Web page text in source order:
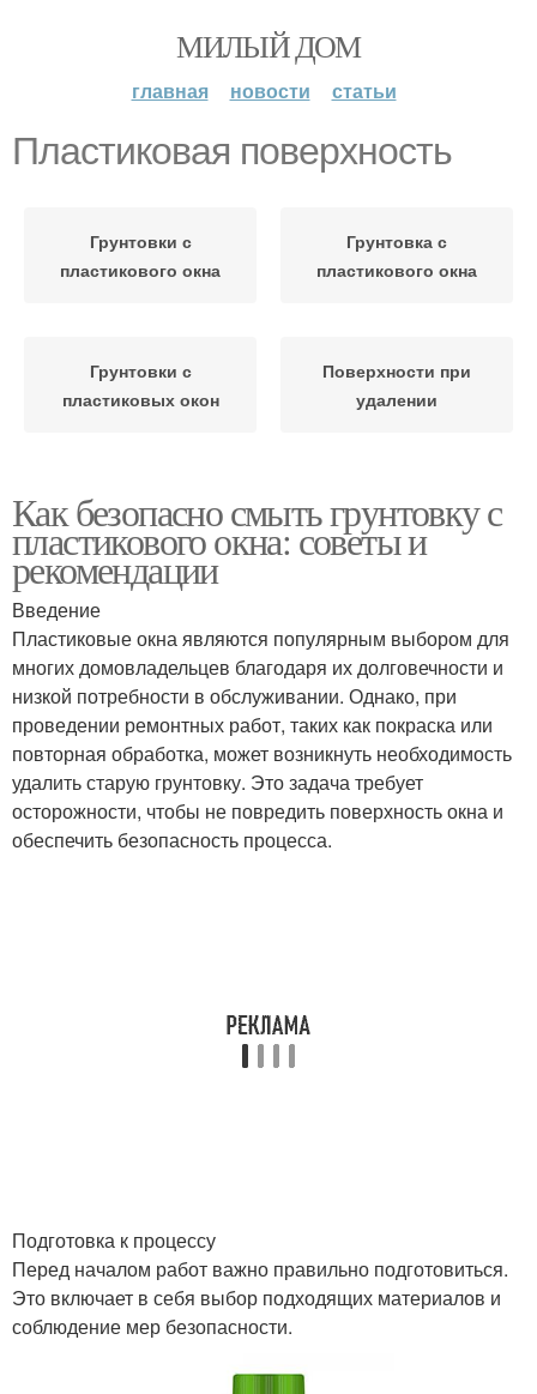
МИЛЫЙ ДОМ
главная новости статьи
Пластиковая поверхность
Грунтовки с
пластикового окна
Грунтовка с
пластикового окна
Грунтовки с
пластиковых окон
Поверхности при
удалении
Как безопасно смыть грунтовку с
пластикового окна: советы и
рекомендации
Введение
Пластиковые окна являются популярным выбором для
многих домовладельцев благодаря их долговечности и
низкой потребности в обслуживании. Однако, при
проведении ремонтных работ, таких как покраска или
повторная обработка, может возникнуть необходимость
удалить старую грунтовку. Это задача требует
осторожности, чтобы не повредить поверхность окна и
обеспечить безопасность процесса.
Подготовка к процессу
Перед началом работ важно правильно подготовиться.
Это включает в себя выбор подходящих материалов и
соблюдение мер безопасности.